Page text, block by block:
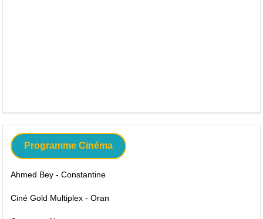
Programme Cinéma
Ahmed Bey - Constantine
Ciné Gold Multiplex - Oran